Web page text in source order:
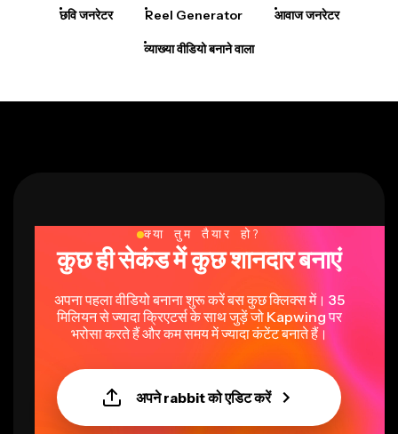
छवि जनरेटर Reel Generator आवाज जनरेटर
व्याख्या वीडियो बनाने वाला
क्या तुम तैयार हो?
कुछ ही सेकंड में कुछ शानदार बनाएं
अपना पहला वीडियो बनाना शुरू करें बस कुछ क्लिक्स में। 35
मिलियन से ज्यादा क्रिएटर्स के साथ जुड़ें जो Kapwing पर
भरोसा करते हैं और कम समय में ज्यादा कंटेंट बनाते हैं।
अपने rabbit को एडिट करें